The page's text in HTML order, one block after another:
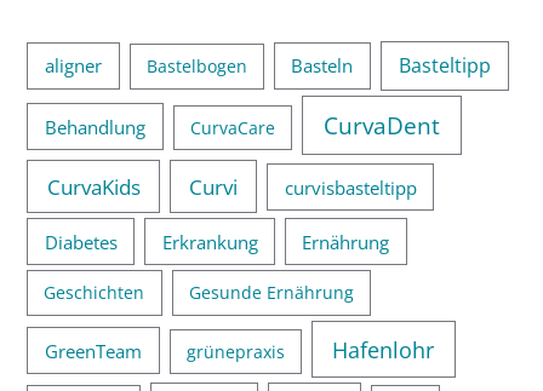
aligner Bastelbogen Basteln Basteltipp
Behandlung CurvaCare CurvaDent
CurvaKids Curvi curvisbasteltipp
Diabetes Erkrankung Ernährung
Geschichten Gesunde Ernährung
GreenTeam grünepraxis Hafenlohr